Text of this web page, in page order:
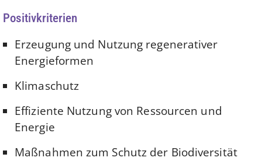
Positivkriterien
Erzeugung und Nutzung regenerativer
Energieformen
Klimaschutz
Effiziente Nutzung von Ressourcen und
Energie
Maßnahmen zum Schutz der Biodiversität